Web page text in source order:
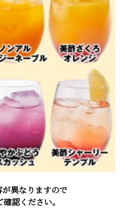
異なりますので
認ください。